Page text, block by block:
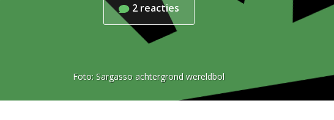
2 reacties
Foto: Sargasso achtergrond wereldbol